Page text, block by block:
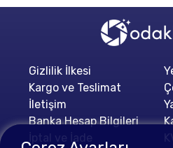
Gizlilik İlkesi
Kargo ve Teslimat
İletişim
Banka Hesap Bilgileri